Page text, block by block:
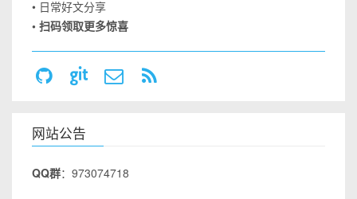
• 日常好文分享
• 扫码领取更多惊喜
网站公告
QQ群：973074718